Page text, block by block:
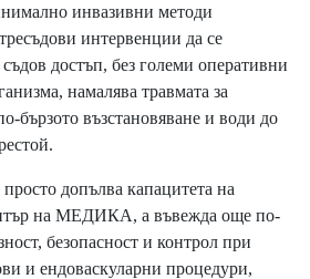
инвазивни методи
интервенции да се
достъп, без големи оперативни
намалява травмата за
бързото възстановяване и води до
допълва капацитета на
на МЕДИКА, а въвежда още по-
безопасност и контрол при
и ендоваскуларни процедури,